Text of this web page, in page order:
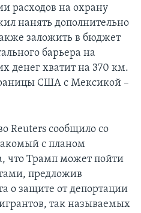
расходов на охрану
нанять дополнительно
заложить в бюджет
барьера на
денег хватит на 370 км.
США с Мексикой –
Reuters сообщило со
с планом
что Трамп может пойти
предложив
о защите от депортации
так называемых